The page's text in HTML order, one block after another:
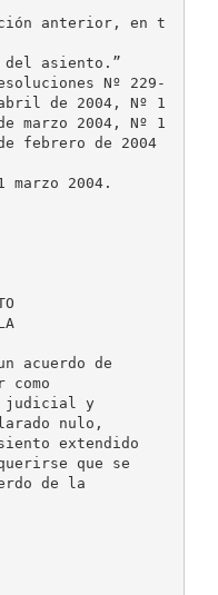
anterior, en t
asiento.”
Nº 229-
abril de 2004, Nº 1
marzo 2004, Nº 1
de febrero de 2004
marzo 2004.
acuerdo de
como
judicial y
nulo,
extendido
que se
de la